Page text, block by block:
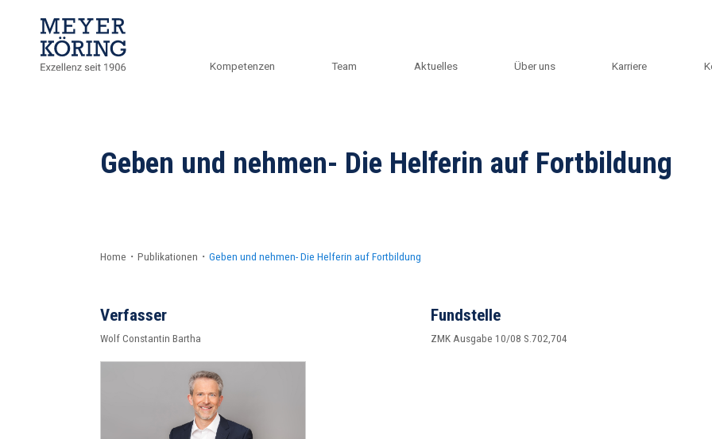
Kompetenzen Team Aktuelles Über uns Karriere
Geben und nehmen- Die Helferin auf Fortbildung
Home ・ Publikationen ・ Geben und nehmen- Die Helferin auf Fortbildung
Verfasser
Wolf Constantin Bartha
Fundstelle
ZMK Ausgabe 10/08 S.702,704